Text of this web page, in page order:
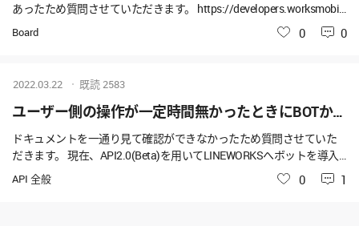
あったため質問させていただきます。 https://developers.worksmobil
e.com/jp/reference/board-post-must-get?lang=ja に記載されている
「必読投稿リストの取得」のAPI実行後のレスポンスの中に、isMust
d が何を表すフラグなのかがリンク先記事を見ても分かりませんでし
た。（画像１枚目） isMustRead は、記事を投稿時に必読表示にチェ
ックを入れたかどうか（画像２枚目）のことを指していると予想が
く分かっていません。名前から推測するに、該当の投稿を閲覧可能
なメンバー全員にまだ閲覧されていないことを表すフラグ、という認
識であっているでしょうか。もし私の認識が誤っていましたら、正
Board いいね
0 0
ユーザー側の操作が一定時間無かったときにBOTからメッセージ送信をさせたい
ドキュメントを一通り見て確認ができなかったため質問させていた
だきます。 現在、API2.0(Beta)を用いてLINEWORKSへボットを導入
したいと考えております。 こちらのようなチャットBOTをイメージ
しています。 https://line.worksmobile.com/jp/blog/solution/chatbot-
API 全般
2022.03.22 既読2583
いいね
0 1